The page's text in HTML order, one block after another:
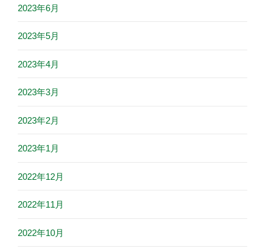
2023年6月
2023年5月
2023年4月
2023年3月
2023年2月
2023年1月
2022年12月
2022年11月
2022年10月